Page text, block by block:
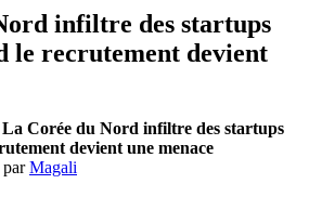
infiltre des startups
le recrutement devient
La Corée du Nord infiltre des startups
devient une menace
parMagali